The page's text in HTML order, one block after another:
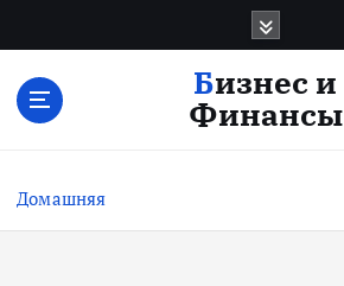
с
Бизнес и
Финансы
Домашняя